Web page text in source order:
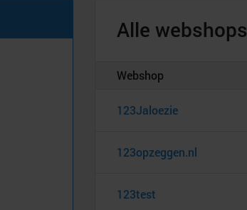
Alle webshops
Webshop
123Jaloezie
123opzeggen.nl
123test